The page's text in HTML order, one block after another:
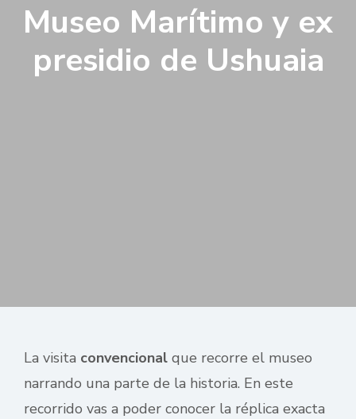
Museo Marítimo y ex
presidio de Ushuaia
La visita convencional que recorre el museo
narrando una parte de la historia. En este
recorrido vas a poder conocer la réplica exacta